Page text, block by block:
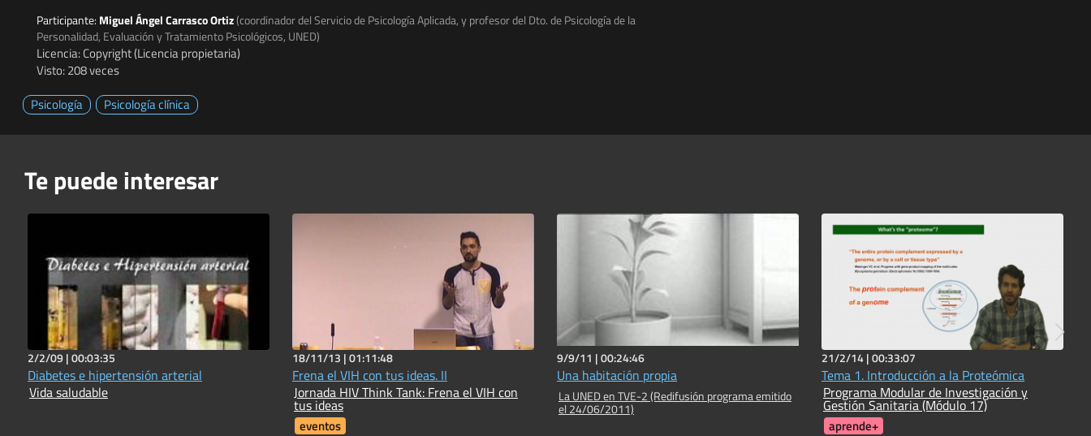
Participante: Miguel Ángel Carrasco Ortiz(coordinador del Servicio de Psicología Aplicada, y profesor del Dto. de Psicología de la
Personalidad, Evaluación y Tratamiento Psicológicos, UNED)
Licencia: Copyright (Licencia propietaria)
Visto: 208 veces
Psicología
Psicología clínica
Te puede interesar
2/2/09 |00:03:35
Diabetes e hipertensión arterial
Vida saludable
18/11/13 |01:11:48
Frena el VIH con tus ideas. II
Jornada HIV Think Tank: Frena el VIH con
tus ideas
eventos
9/9/11 |00:24:46
Una habitación propia
La UNED en TVE-2 (Redifusión programa emitido
el 24/06/2011)
21/2/14 |00:33:07
Tema 1. Introducción a la Proteómica
Programa Modular de Investigación y
Gestión Sanitaria (Módulo 17)
aprende+